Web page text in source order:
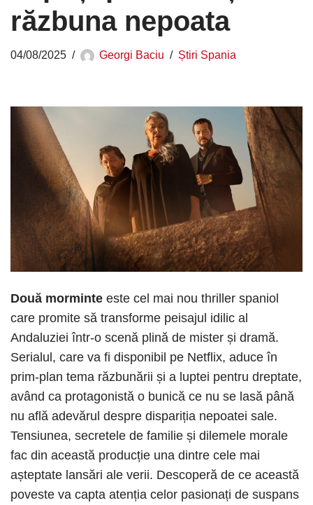
răzbuna nepoata
04/08/2025 Georgi Baciu Știri Spania
Două morminte este cel mai nou thriller spaniol
care promite să transforme peisajul idilic al
Andaluziei într-o scenă plină de mister și dramă.
Serialul, care va fi disponibil pe Netflix, aduce în
prim-plan tema răzbunării și a luptei pentru dreptate,
având ca protagonistă o bunică ce nu se lasă până
nu află adevărul despre dispariția nepoatei sale.
Tensiunea, secretele de familie și dilemele morale
fac din această producție una dintre cele mai
așteptate lansări ale verii. Descoperă de ce această
poveste va capta atenția celor pasionați de suspans